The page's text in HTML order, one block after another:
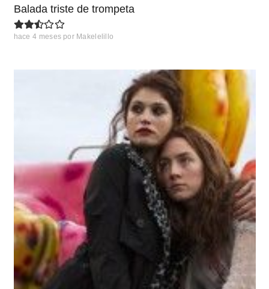
Balada triste de trompeta
hace 4 meses por Makelelillo